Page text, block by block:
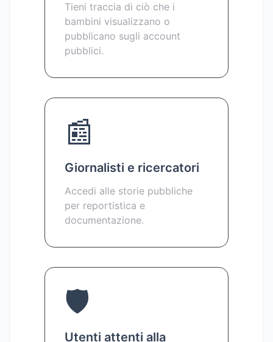
Tieni traccia di ciò che i
bambini visualizzano o
pubblicano sugli account
pubblici.
📰
Giornalisti e ricercatori
Accedi alle storie pubbliche
per reportistica e
documentazione.
🛡️
Utenti attenti alla